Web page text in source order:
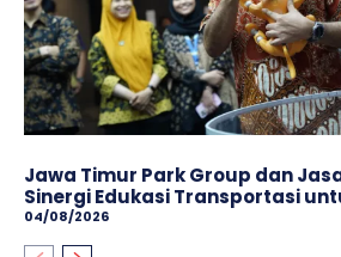
Jawa Timur Park Group dan
Sinergi Edukasi Transportasi
04/08/2026